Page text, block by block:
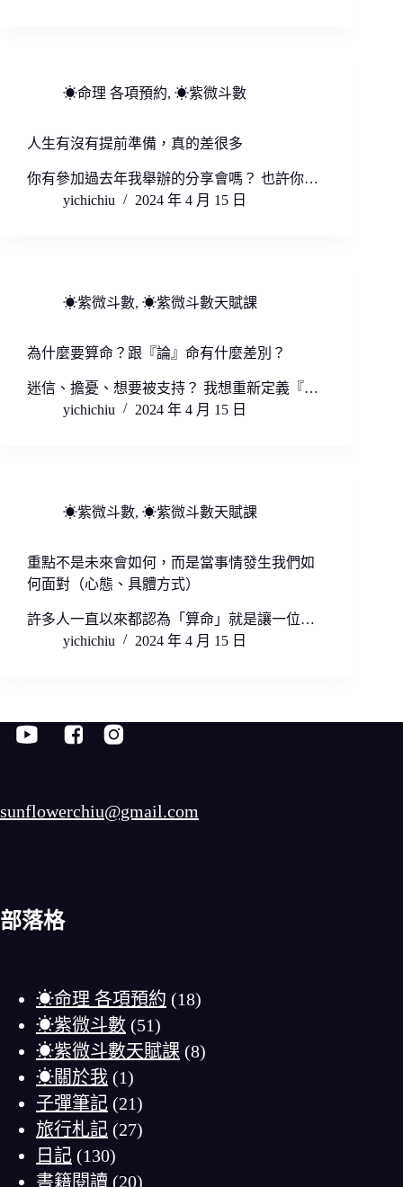
☀命理 各項預約, ☀紫微斗數
人生有沒有提前準備，真的差很多
你有參加過去年我舉辦的分享會嗎？ 也許你…
yichichiu
2024 年 4 月 15 日
☀紫微斗數, ☀紫微斗數天賦課
為什麼要算命？跟『論』命有什麼差別？
迷信、擔憂、想要被支持？ 我想重新定義『…
yichichiu
2024 年 4 月 15 日
☀紫微斗數, ☀紫微斗數天賦課
重點不是未來會如何，而是當事情發生我們如
何面對（心態、具體方式）
許多人一直以來都認為「算命」就是讓一位…
yichichiu
2024 年 4 月 15 日
sunflowerchiu@gmail.com
部落格
☀命理 各項預約 (18)
☀紫微斗數 (51)
☀紫微斗數天賦課 (8)
☀關於我 (1)
子彈筆記 (21)
旅行札記 (27)
日記 (130)
書籍閱讀 (20)